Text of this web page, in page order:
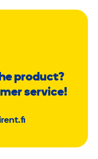
product?
service!